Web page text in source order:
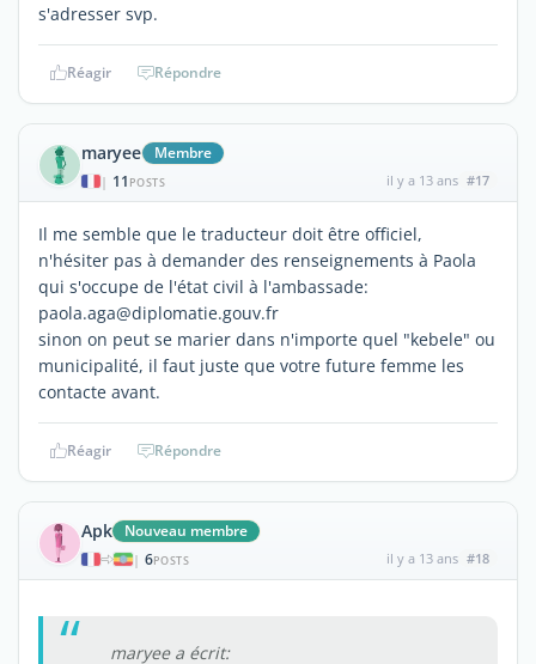
s'adresser svp.
Réagir Répondre
maryee Membre
| 11 POSTS il y a 13 ans #17
Il me semble que le traducteur doit être officiel,
n'hésiter pas à demander des renseignements à Paola
qui s'occupe de l'état civil à l'ambassade:
paola.aga@diplomatie.gouv.fr
sinon on peut se marier dans n'importe quel "kebele" ou
municipalité, il faut juste que votre future femme les
contacte avant.
Réagir Répondre
Apk Nouveau membre
| 6POSTS il y a 13 ans #18
maryee a écrit: